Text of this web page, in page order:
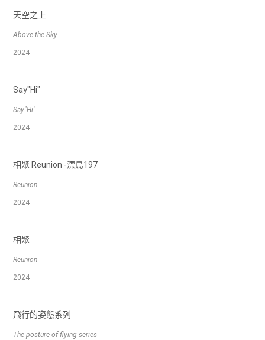
天空之上
Above the Sky
2024
Say"Hi"
Say"Hi"
2024
相聚 Reunion -漂鳥197
Reunion
2024
相聚
Reunion
2024
飛行的姿態系列
The posture of flying series